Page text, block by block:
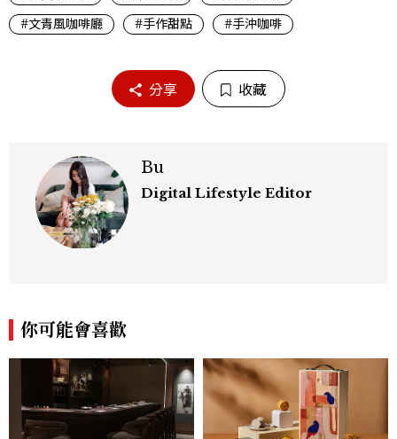
#文青風咖啡廳
#手作甜點 #手沖咖啡
分享 收藏
Bu
Digital Lifestyle Editor
你可能會喜歡